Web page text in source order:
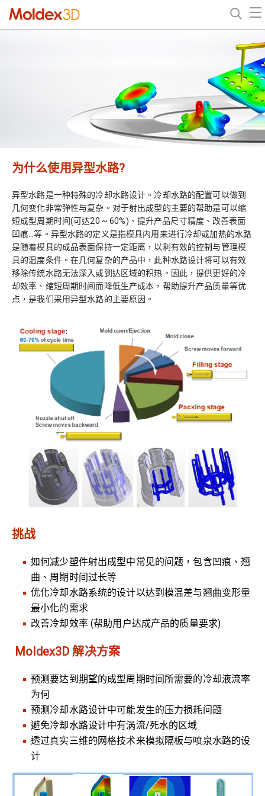
为什么使用异型水路?
异型水路是一种特殊的冷却水路设计。冷却水路的配置可以做到
几何变化非常弹性与复杂。对于射出成型的主要的帮助是可以缩
短成型周期时间(可达20 ~ 60%)、提升产品尺寸精度、改善表面
凹痕…等。异型水路的定义是指模具内用来进行冷却或加热的水路
是随着模具的成品表面保持一定距离，以利有效的控制与管理模
具的温度条件。在几何复杂的产品中，此种水路设计将可以有效
移除传统水路无法深入或到达区域的积热。因此，提供更好的冷
却效率、缩短周期时间而降低生产成本，帮助提升产品质量等优
点，是我们采用异型水路的主要原因。
挑战
如何减少塑件射出成型中常见的问题，包含凹痕、翘
曲、周期时间过长等
优化冷却水路系统的设计以达到模温差与翘曲变形量
最小化的需求
改善冷却效率 (帮助用户达成产品的质量要求)
Moldex3D 解决方案
预测要达到期望的成型周期时间所需要的冷却液流率
为何
预测冷却水路设计中可能发生的压力损耗问题
避免冷却水路设计中有涡流/死水的区域
透过真实三维的网格技术来模拟隔板与喷泉水路的设
计